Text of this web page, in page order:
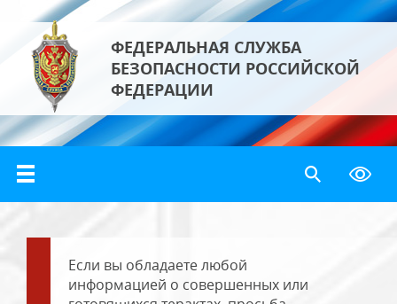
ФЕДЕРАЛЬНАЯ СЛУЖБА
БЕЗОПАСНОСТИ РОССИЙСКОЙ
ФЕДЕРАЦИИ
Если вы обладаете любой
информацией о совершенных или